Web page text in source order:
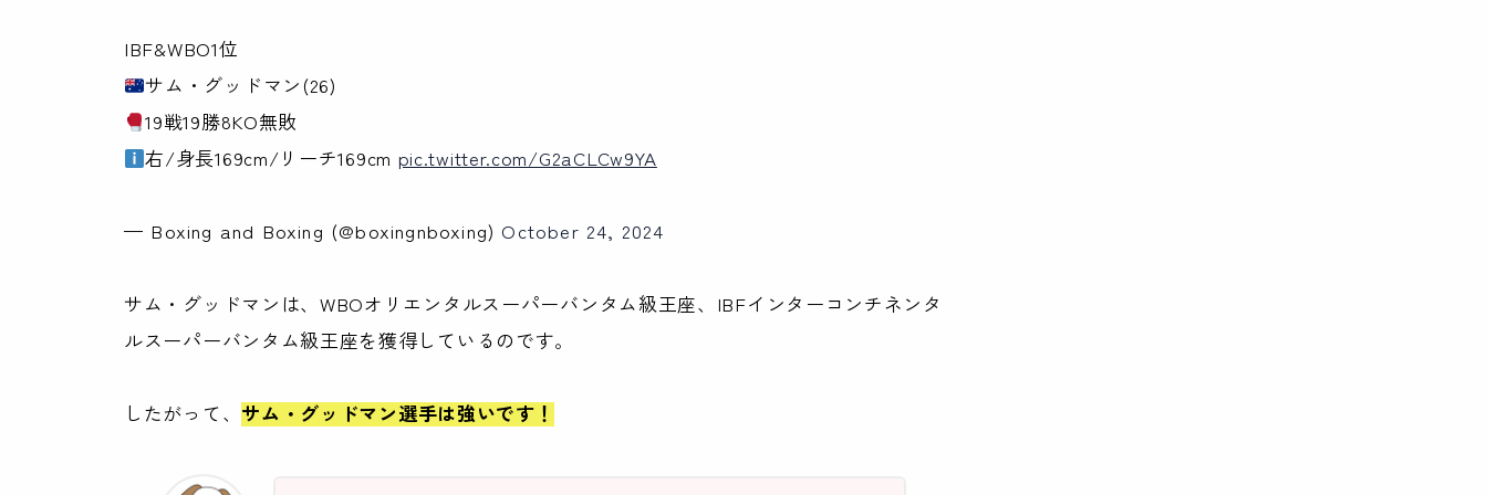
IBF&WBO1位
サム・グッドマン(26)
19戦19勝8KO無敗
右/身長169cm/リーチ169cm pic.twitter.com/G2aCLCw9YA
— Boxing and Boxing (@boxingnboxing) October 24, 2024
サム・グッドマンは、WBOオリエンタルスーパーバンタム級王座、IBFインターコンチネンタ
ルスーパーバンタム級王座を獲得しているのです。
したがって、 サム・グッドマン選手は強いです！